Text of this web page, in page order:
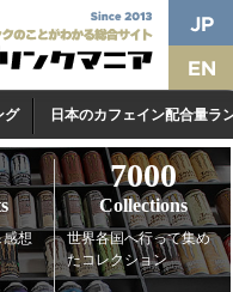
グ 日本のカフェイン配合量ラ
想
7000
Collections
世界各国へ行って集め
たコレクション